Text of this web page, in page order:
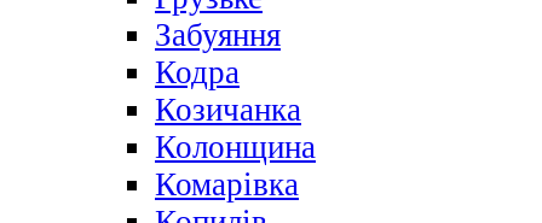
Забуяння
Кодра
Козичанка
Колонщина
Комарівка